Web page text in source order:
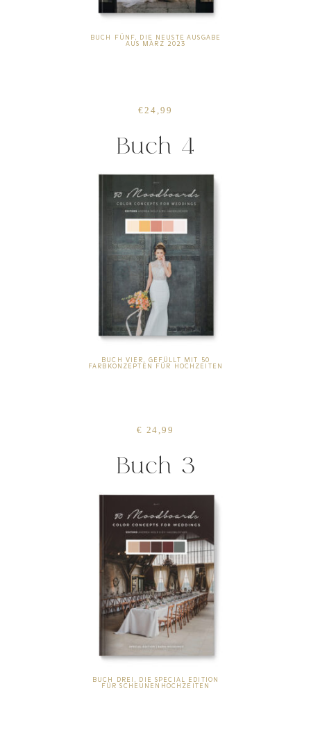
€ 24,99
€24,99
Buch 3
Buch 4
BUCH DREI, DIE SPECIAL EDITION
FÜR SCHEUNENHOCHZEITEN
BUCH VIER, GEFÜLLT MIT 50
FARBKONZEPTEN FÜR HOCHZEITEN
BUCH FÜNF, DIE NEUSTE AUSGABE
AUS MÄRZ 2023